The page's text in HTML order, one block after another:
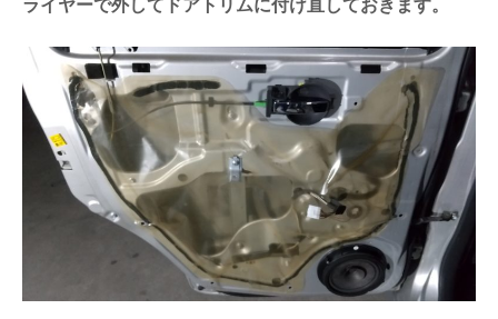
ライヤーで外してドアトリムに付け直しておきます。